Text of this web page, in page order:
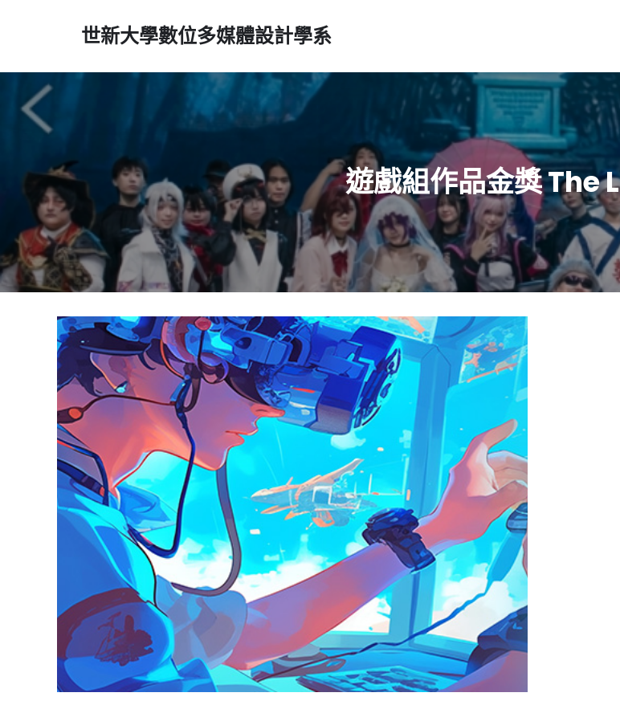
世新大學數位多媒體設計學系
遊戲組作品金獎 The